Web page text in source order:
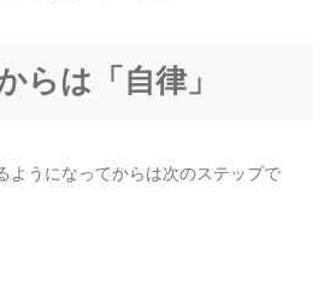
らは「自律」
ようになってからは次のステップで